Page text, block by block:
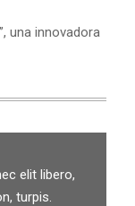
una innovadora
elit libero,
turpis.